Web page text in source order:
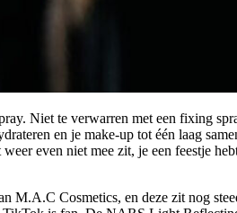
Niet te verwarren met een fixing
en je make-up tot één laag
even niet mee zit, je een feestje
M.A.C Cosmetics, en deze zit nog